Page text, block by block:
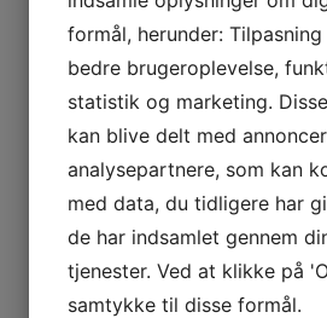
formål, herunder:
bedre brugeroplevelse,
statistik og marketing.
kan blive delt med
analysepartnere, som kan
med data, du tidligere har
de har indsamlet gennem
tjenester. Ved at klikke på
samtykke til disse formål.